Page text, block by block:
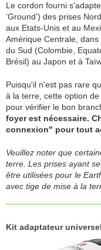
Le cordon fourni
‘Ground’) des prises
aux Etats-Unis et au
Amérique Centrale,
du Sud (Colombie,
Brésil) au Japon et à
Puisqu'il n'est pas rare
à la terre, cette option
pour vérifier le bon
foyer est nécessaire.
connexion" pour tout
Veuillez noter que
terre. Les prises ayant
être utilisées pour le
avec tige de mise à la
Kit adaptateur universel